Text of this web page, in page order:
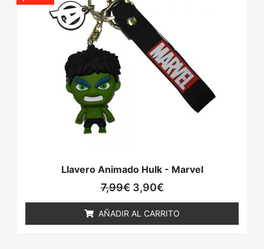
Llavero Animado Hulk - Marvel
7,99€
original
era:
7,99€.
3,90€
AÑADIR AL CARRITO